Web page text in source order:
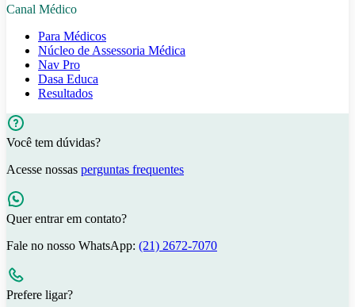
Canal Médico
Para Médicos
Núcleo de Assessoria Médica
Nav Pro
Dasa Educa
Resultados
Você tem dúvidas?
Acesse nossas perguntas frequentes
Quer entrar em contato?
Fale no nosso WhatsApp: (21) 2672-7070
Prefere ligar?